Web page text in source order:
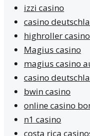
izzi casino
casino
highroller
Magius casino
magius casino
casino
bwin casino
online casino
n1 casino
costa rica